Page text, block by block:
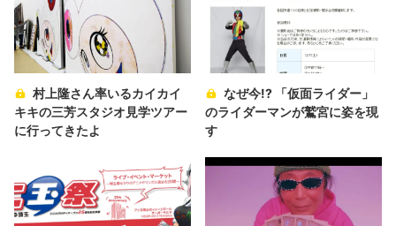
村上隆さん率いるカイカイ
キキの三芳スタジオ見学ツアー
に行ってきたよ
なぜ今!? 「仮面ライダー」
のライダーマンが鷲宮に姿を現
す